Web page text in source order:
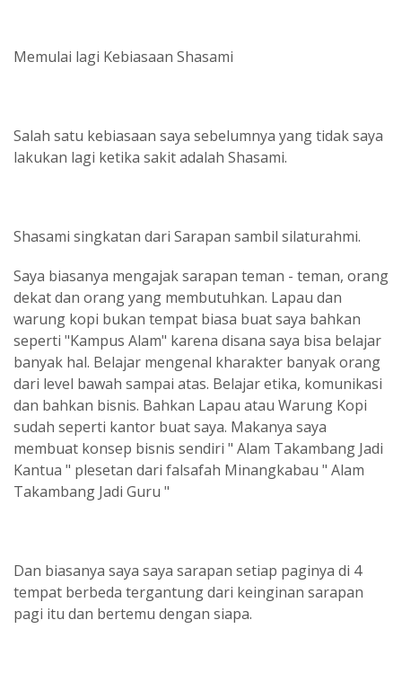
Memulai lagi Kebiasaan Shasami
Salah satu kebiasaan saya sebelumnya yang tidak saya
lakukan lagi ketika sakit adalah Shasami.
Shasami singkatan dari Sarapan sambil silaturahmi.
Saya biasanya mengajak sarapan teman - teman, orang
dekat dan orang yang membutuhkan. Lapau dan
warung kopi bukan tempat biasa buat saya bahkan
seperti "Kampus Alam" karena disana saya bisa belajar
banyak hal. Belajar mengenal kharakter banyak orang
dari level bawah sampai atas. Belajar etika, komunikasi
dan bahkan bisnis. Bahkan Lapau atau Warung Kopi
sudah seperti kantor buat saya. Makanya saya
membuat konsep bisnis sendiri " Alam Takambang Jadi
Kantua " plesetan dari falsafah Minangkabau " Alam
Takambang Jadi Guru "
Dan biasanya saya saya sarapan setiap paginya di 4
tempat berbeda tergantung dari keinginan sarapan
pagi itu dan bertemu dengan siapa.